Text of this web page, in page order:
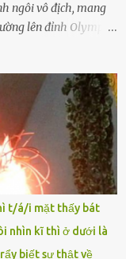
ngôi vô địch, mang
lên đỉnh Olympia.
Ngay sau đó,
cáo xác nhận tài
Vinh, lớp 12 Anh
vô địch, mang về
lên đỉnh Olympia
Ngọc Quang Vinh đã
trên mạng xã hội
viết và đăng bài
Quang Vinh làm việc
t/á/i mặt thấy bát
nhìn kĩ thì ở dưới là
biết sự thật về